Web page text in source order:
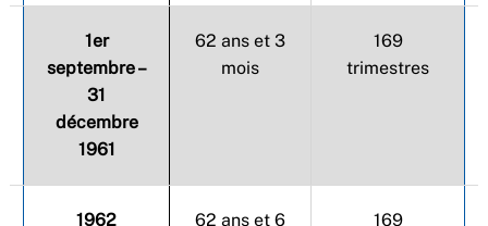
1er
septembre –
31
décembre
1961
62 ans et 3
mois
169
trimestres
1962 62 ans et 6 169